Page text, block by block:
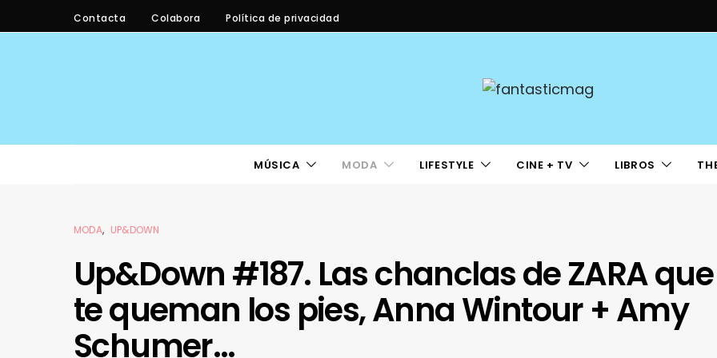
Contacta Colabora Política de privacidad
MÚSICA MODA LIFESTYLE CINE + TV LIBROS
MODA UP&DOWN
Up&Down #187. Las chanclas de ZARA que
te queman los pies, Anna Wintour + Amy
Schumer…